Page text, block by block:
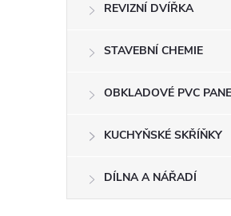
REVIZNÍ DVÍŘKA
STAVEBNÍ CHEMIE
OBKLADOVÉ PVC
KUCHYŇSKÉ SKŘÍŇKY
DÍLNA A NÁŘADÍ